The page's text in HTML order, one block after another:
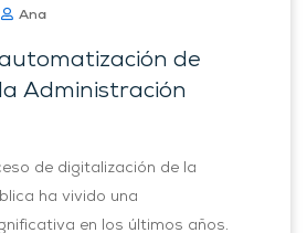
Ana
de
Administración
de digitalización de la
ha vivido una
en los últimos años.